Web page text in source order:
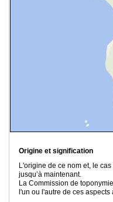
Origine et signification
L'origine de ce nom et, le
jusqu’à maintenant.
La Commission de
l'un ou l'autre de ces aspects